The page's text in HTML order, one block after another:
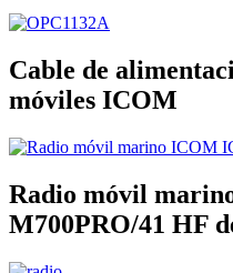
Cable de
móviles ICOM
Radio móvil
M700PRO/41 HF